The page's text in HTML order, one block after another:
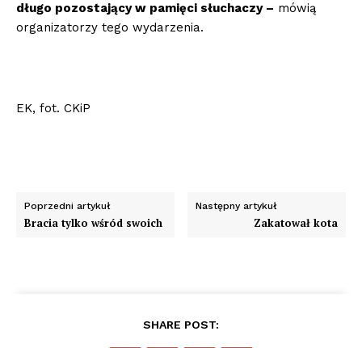
długo pozostający w pamięci słuchaczy – mówią
organizatorzy tego wydarzenia.
EK, fot. CKiP
Poprzedni artykuł
Bracia tylko wśród swoich
Następny artykuł
Zakatował kota
SHARE POST: